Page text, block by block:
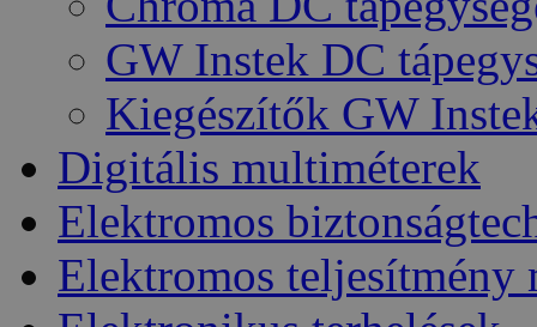
GW Instek DC
Kiegészítők GW
Digitális multiméterek
Elektromos
Elektromos teljesítmény